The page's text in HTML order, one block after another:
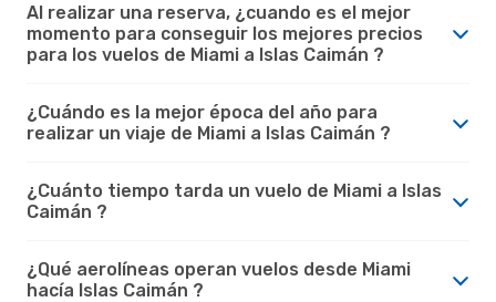
Al realizar una reserva, ¿cuando es el mejor
momento para conseguir los mejores precios
para los vuelos de Miami a Islas Caimán ?
¿Cuándo es la mejor época del año para
realizar un viaje de Miami a Islas Caimán ?
¿Cuánto tiempo tarda un vuelo de Miami a Islas
Caimán ?
¿Qué aerolíneas operan vuelos desde Miami
hacía Islas Caimán ?